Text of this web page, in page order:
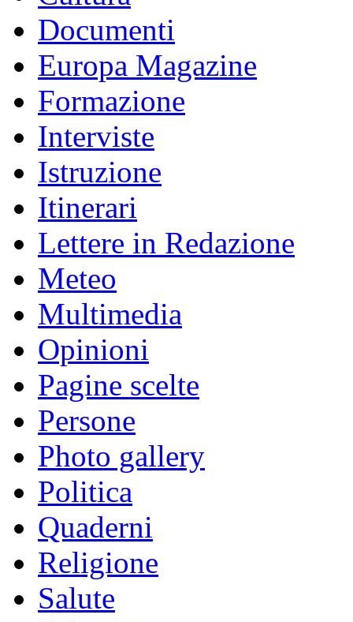
Documenti
Europa Magazine
Formazione
Interviste
Istruzione
Itinerari
Lettere in Redazione
Meteo
Multimedia
Opinioni
Pagine scelte
Persone
Photo gallery
Politica
Quaderni
Religione
Salute